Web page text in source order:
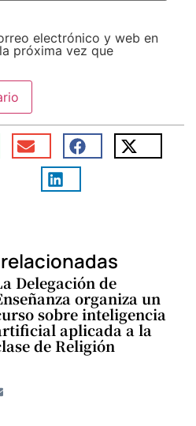
electrónico y web en
próxima vez que
Delegación de
organiza un
sobre inteligencia
aplicada a la
de Religión